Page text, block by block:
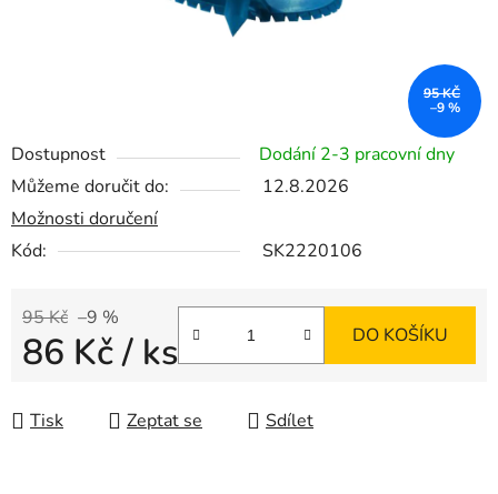
Dostupnost
Dodání 2-3 pracovní dny
Můžeme doručit do:
12.8.2026
Možnosti doručení
Kód:
SK2220106
95 Kč –9 %
86 Kč/ ks DO KOŠÍKU
Tisk Zeptat se Sdílet
95 KČ
–9 %